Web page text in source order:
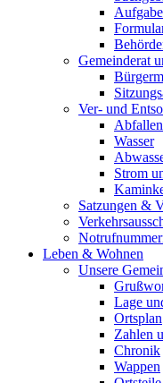
Gemeinderat
Ver- und
Wasser
Strom
Satzungen &
Leben & Wohnen
Unsere
Lage
Ortsplan
Zahlen
Chronik
Wappen